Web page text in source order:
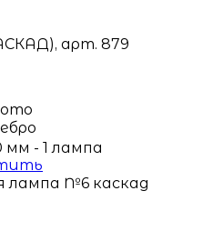
арт. 879
мм - 1 лампа
лампа №6 каскад